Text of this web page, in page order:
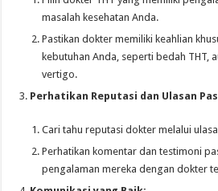
masalah kesehatan Anda.
Pastikan dokter memiliki keahlian
kebutuhan Anda, seperti bedah THT,
vertigo.
Perhatikan Reputasi dan Ulasan
Cari tahu reputasi dokter melalui
Perhatikan komentar dan testimoni
pengalaman mereka dengan dokter